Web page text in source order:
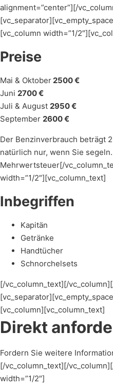
alignment=”center”][/
[vc_column width=”1/
Preise
Mai & Oktober2500 €
Juni 2700 €
Juli & August 2950 €
September 2600 €
Der Benzinverbrauch beträgt
natürlich nur, wenn Sie segeln.
Mehrwertsteuer[/
width=”1/2″][vc_column_text]
Inbegriffen
Kapitän
Getränke
Handtücher
Schnorchelsets
[/vc_column_text][/
[vc_column][vc_column_text]
Direkt
Fordern Sie weitere
[/vc_column_text][/
width=”1/2″]